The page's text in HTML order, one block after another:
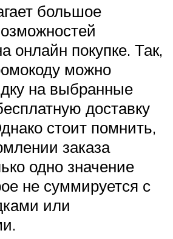
большое
онлайн покупке. Так,
можно
на выбранные
доставку
стоит помнить,
заказа
одно значение
не суммируется с
или